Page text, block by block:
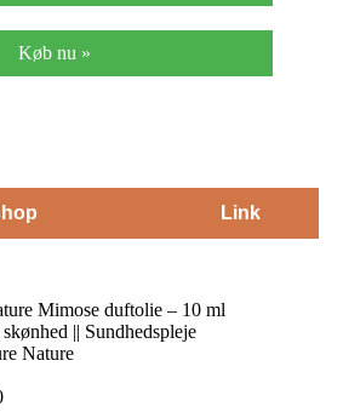
Køb nu »
Link
Mimose duftolie – 10 ml
|| Sundhedspleje
Nature